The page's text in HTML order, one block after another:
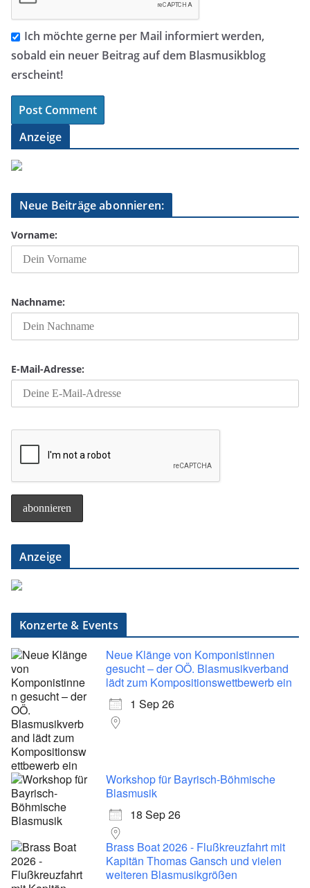
Ich möchte gerne per Mail informiert werden,
sobald ein neuer Beitrag auf dem Blasmusikblog
erscheint!
Anzeige
Neue Beiträge abonnieren:
Vorname:
Nachname:
E-Mail-Adresse:
Anzeige
Konzerte & Events
Neue Klänge von Komponistinnen
gesucht – der OÖ. Blasmusikverband
lädt zum Kompositionswettbewerb ein
1 Sep 26
Workshop für Bayrisch-Böhmische
Blasmusik
18 Sep 26
Brass Boat 2026 - Flußkreuzfahrt mit
Kapitän Thomas Gansch und vielen
weiteren Blasmusikgrößen